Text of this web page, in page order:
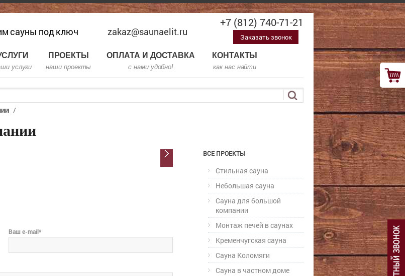
сауны под ключ zakaz@saunaelit.ru
+7 (812) 740-71-21
Заказать звонок
услуги
ПРОЕКТЫ
наши проекты
ОПЛАТА И ДОСТАВКА
с нами удобно!
КОНТАКТЫ
как нас найти
/
Ваш e-mail*
ВСЕ ПРОЕКТЫ
Стильная сауна
Небольшая сауна
Сауна для большой
компании
Монтаж печей в саунах
Кременчугская сауна
Сауна Коломяги
Сауна в частном доме